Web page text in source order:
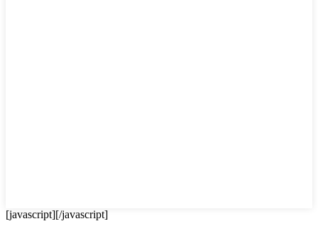
[javascript][/javascript]